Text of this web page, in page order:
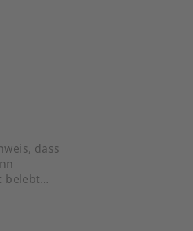
dass
belebt